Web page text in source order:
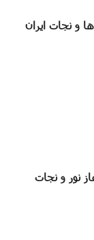
و نجات ایران
نور و نجات